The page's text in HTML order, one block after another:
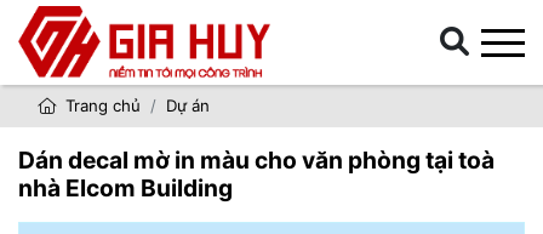
Trang chủ Dự án
Dán decal mờ in màu cho văn phòng tại toà
nhà Elcom Building